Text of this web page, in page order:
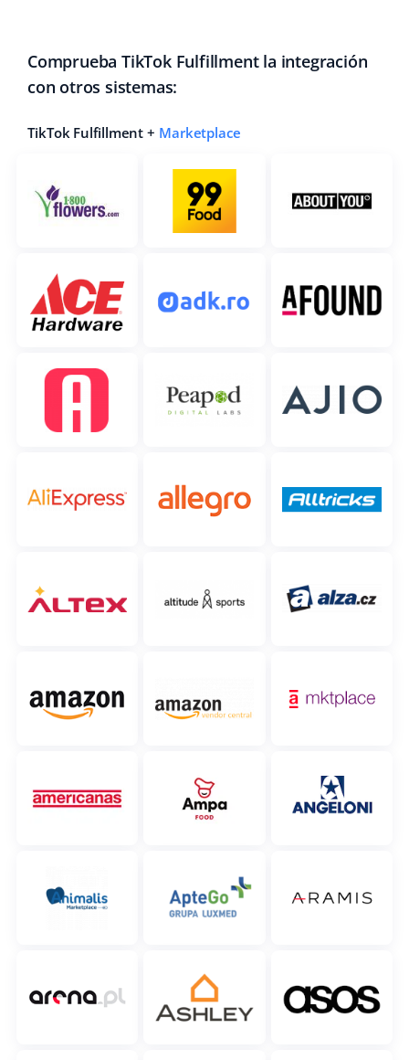
Comprueba TikTok Fulfillment la integración
con otros sistemas:
TikTok Fulfillment + Marketplace